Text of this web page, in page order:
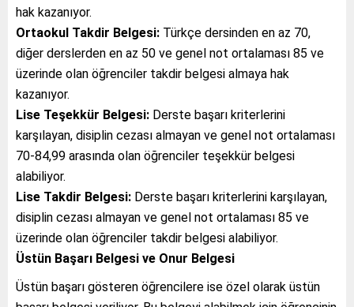
hak kazanıyor.
Ortaokul Takdir Belgesi: Türkçe dersinden en az 70,
diğer derslerden en az 50 ve genel not ortalaması 85 ve
üzerinde olan öğrenciler takdir belgesi almaya hak
kazanıyor.
Lise Teşekkür Belgesi: Derste başarı kriterlerini
karşılayan, disiplin cezası almayan ve genel not ortalaması
70-84,99 arasında olan öğrenciler teşekkür belgesi
alabiliyor.
Lise Takdir Belgesi: Derste başarı kriterlerini karşılayan,
disiplin cezası almayan ve genel not ortalaması 85 ve
üzerinde olan öğrenciler takdir belgesi alabiliyor.
Üstün Başarı Belgesi ve Onur Belgesi
Üstün başarı gösteren öğrencilere ise özel olarak üstün